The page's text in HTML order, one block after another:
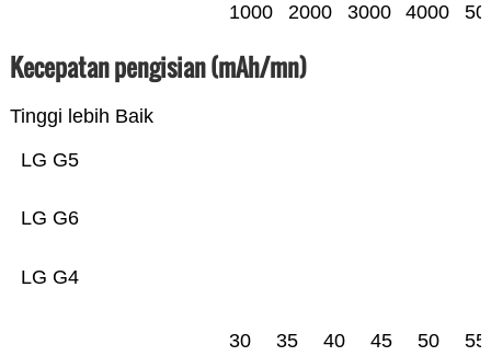
1000 2000 3000 4000
Kecepatan pengisian (mAh/mn)
Tinggi lebih Baik
LG G4
LG G6
LG G5
30 35 40 45 50 55